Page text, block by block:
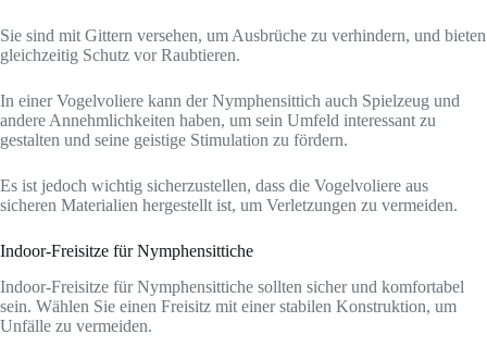
Sie sind mit Gittern versehen, um Ausbrüche zu verhindern, und bieten
gleichzeitig Schutz vor Raubtieren.
In einer Vogelvoliere kann der Nymphensittich auch Spielzeug und
andere Annehmlichkeiten haben, um sein Umfeld interessant zu
gestalten und seine geistige Stimulation zu fördern.
Es ist jedoch wichtig sicherzustellen, dass die Vogelvoliere aus
sicheren Materialien hergestellt ist, um Verletzungen zu vermeiden.
Indoor-Freisitze für Nymphensittiche
Indoor-Freisitze für Nymphensittiche sollten sicher und komfortabel
sein. Wählen Sie einen Freisitz mit einer stabilen Konstruktion, um
Unfälle zu vermeiden.